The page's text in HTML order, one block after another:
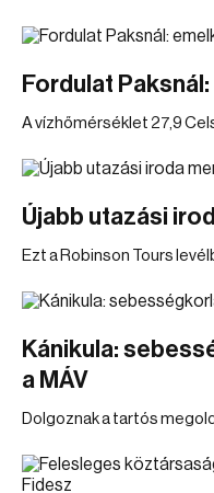
Fordulat
A vízhőmérséklet 27,9
Újabb utazási
Ezt a Robinson Tours
Kánikula:
a MÁV
Dolgoznak a tartós